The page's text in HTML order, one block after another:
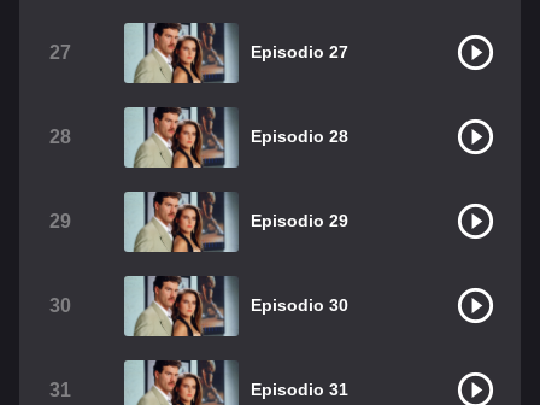
27 Episodio 27
28 Episodio 28
29 Episodio 29
30 Episodio 30
31 Episodio 31